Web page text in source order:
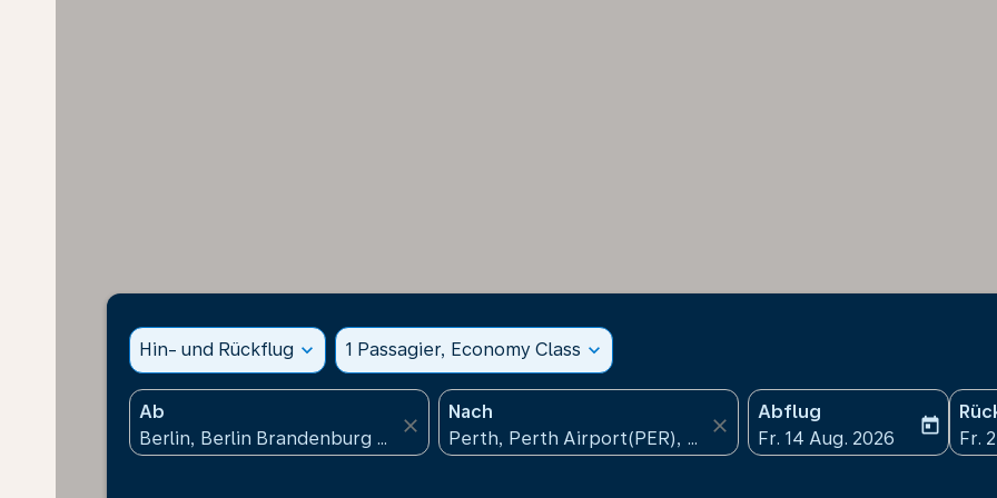
Hin- und Rückflug expand_more 1 Passagier, Economy Class expand_more
Ab
close
Nach
close
Abflug
fc-booking-departure-
Fr. 14 Aug. 2026
today
fc-
Fr.